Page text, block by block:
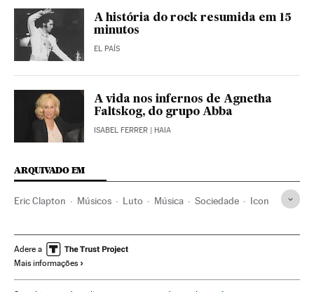
A história do rock resumida em 15
minutos
EL PAÍS
A vida nos infernos de Agnetha
Faltskog, do grupo Abba
ISABEL FERRER | HAIA
ARQUIVADO EM
Eric Clapton Músicos Luto Música Sociedade Icon
Adere a
Mais informações